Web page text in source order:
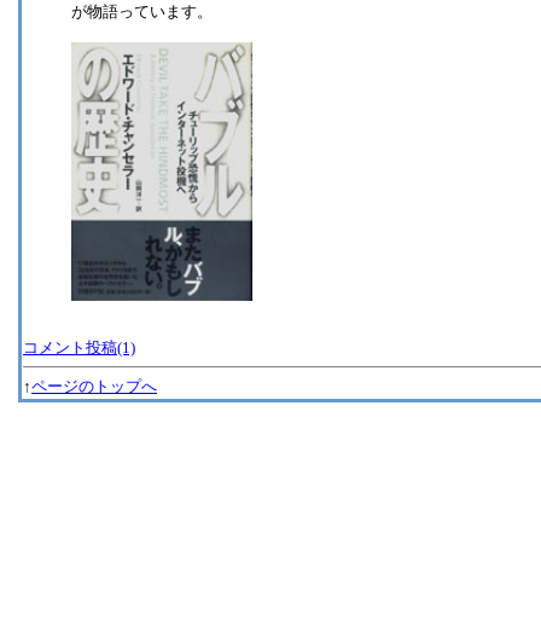
が物語っています。
コメント投稿(1)
↑ページのトップへ